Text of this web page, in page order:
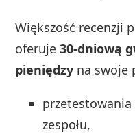
Większość recenzji
oferuje30‑dniową
pieniędzy na swoje
przetestowania
zespołu,